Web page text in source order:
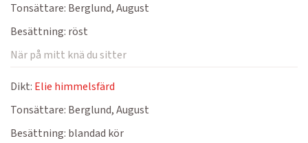
Tonsättare: Berglund, August
Besättning: röst
När på mitt knä du sitter
Dikt: Elie himmelsfärd
Tonsättare: Berglund, August
Besättning: blandad kör